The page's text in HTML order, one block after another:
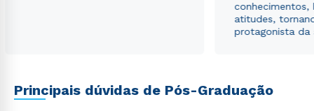
conhecimentos,
atitudes,
protagonista da
Principais dúvidas de Pós-Graduação
autorizo que meus dados sejam utilizados para o